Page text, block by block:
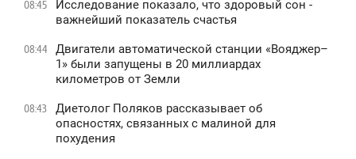
08:45
Исследование показало, что здоровый сон -
важнейший показатель счастья
08:44
Двигатели автоматической станции «Вояджер–
1» были запущены в 20 миллиардах
километров от Земли
08:43
Диетолог Поляков рассказывает об
опасностях, связанных с малиной для
похудения